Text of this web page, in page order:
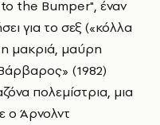
the Bumper", έναν
για το σεξ («κόλλα
μακριά, μαύρη
(1982)
πολεμίστρια, μια
ο Άρνολντ